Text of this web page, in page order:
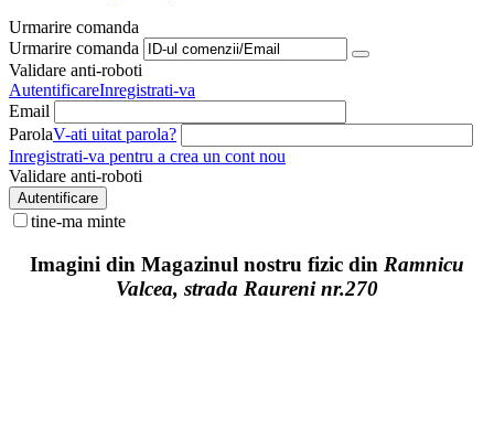
Urmarire comanda
Urmarire comanda
Validare anti-roboti
AutentificareInregistrati-va
Email
ParolaV-ati uitat parola?
Inregistrati-va pentru a crea un cont nou
Validare anti-roboti
Autentificare
tine-ma minte
Imagini din Magazinul nostru fizic din Ramnicu
Valcea, strada Raureni nr.270